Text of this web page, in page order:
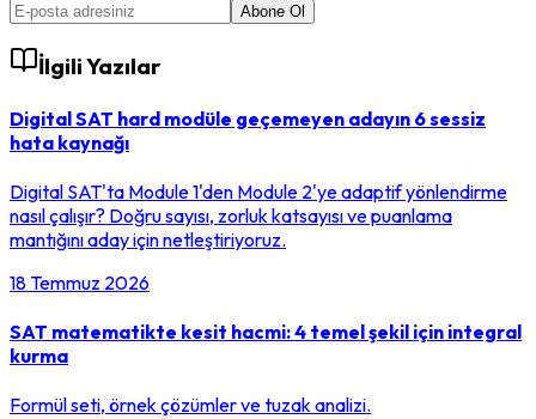
Abone Ol
İlgili Yazılar
Digital SAT hard modüle geçemeyen adayın 6 sessiz
hata kaynağı
Digital SAT'ta Module 1'den Module 2'ye adaptif yönlendirme
nasıl çalışır? Doğru sayısı, zorluk katsayısı ve puanlama
mantığını aday için netleştiriyoruz.
18 Temmuz 2026
SAT matematikte kesit hacmi: 4 temel şekil için integral
kurma
Formül seti, örnek çözümler ve tuzak analizi.